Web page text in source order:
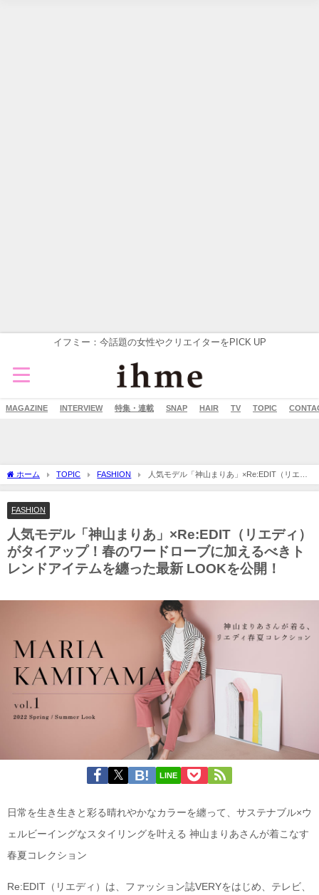
イフミー：今話題の女性やクリエイターをPICK UP
MAGAZINE INTERVIEW 特集・連載 SNAP HAIR TV TOPIC
ホーム TOPIC FASHION
人気モデル「神山まりあ」×Re:EDIT（リエデ
ィ）がタイアップ！春のワードローブに加えるべきトレンドアイテムを纏った最新
FASHION
人気モデル「神山まりあ」×Re:EDIT（リエディ）
がタイアップ！春のワードローブに加えるべきト
レンドアイテムを纏った最新 LOOKを公開！
LINE
日常を生き生きと彩る晴れやかなカラーを纏って、サステナブル×ウ
ェルビーイングなスタイリングを叶える 神山まりあさんが着こなす
春夏コレクション
Re:EDIT（リエディ）は、ファッション誌VERYをはじめ、テレビ、